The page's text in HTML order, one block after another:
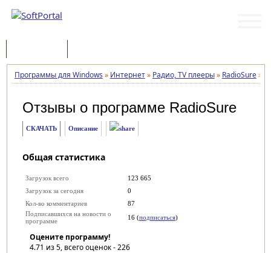
Программы для Windows » Интернет» Радио, TV плееры» RadioSure»
Отзывы о программе RadioSure
СКАЧАТЬ Описание
Общая статистика
Загрузок всего
123 665
Загрузок за сегодня
0
Кол-во комментариев
87
Подписавшихся на новости о
программе
16 (подписаться)
Оцените программу!
4.71 из 5, всего оценок -226